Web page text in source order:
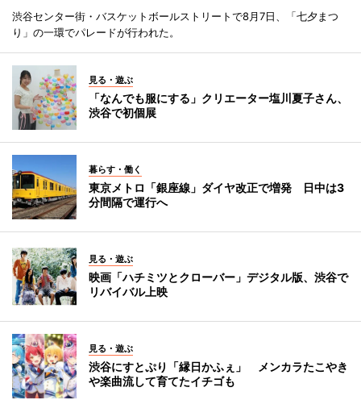
渋谷センター街・バスケットボールストリートで8月7日、「七夕まつ
り」の一環でパレードが行われた。
見る・遊ぶ
「なんでも服にする」クリエーター塩川夏子さん、
渋谷で初個展
暮らす・働く
東京メトロ「銀座線」ダイヤ改正で増発 日中は3
分間隔で運行へ
見る・遊ぶ
映画「ハチミツとクローバー」デジタル版、渋谷で
リバイバル上映
見る・遊ぶ
渋谷にすとぷり「縁日かふぇ」 メンカラたこやき
や楽曲流して育てたイチゴも